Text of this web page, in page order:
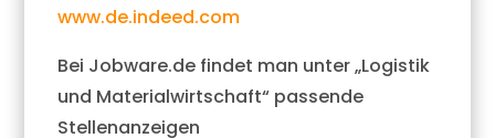
www.de.indeed.com
Bei Jobware.de findet man unter „Logistik
und Materialwirtschaft“ passende
Stellenanzeigen